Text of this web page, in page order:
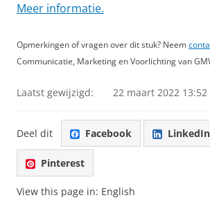
Meer informatie.
Opmerkingen of vragen over dit stuk? Neem
Communicatie, Marketing en Voorlichting van
Laatst gewijzigd: 22 maart 2022 13:52
Deel dit Facebook LinkedIn
Pinterest
View this page in: English